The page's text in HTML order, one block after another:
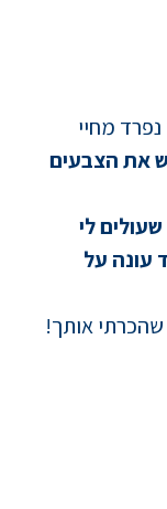
מחיי
את הצבעים
לי
עונה על
אותך!